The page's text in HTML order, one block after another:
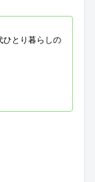
ひとり暮らしの